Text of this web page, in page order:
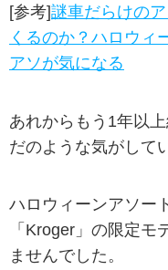
[参考]謎車だらけの
くるのか？ハロウィ
アソが気になる
あれからもう1年以
だのような気がして
ハロウィーンアソー
「Kroger」の限定モ
ませんでした。